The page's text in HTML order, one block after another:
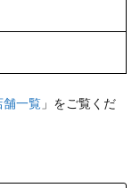
舗一覧 」をご覧くだ